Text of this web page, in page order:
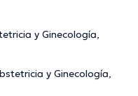
y Ginecología,
y Ginecología,